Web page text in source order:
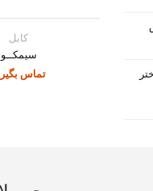
کابل
سیمکــو
تماس